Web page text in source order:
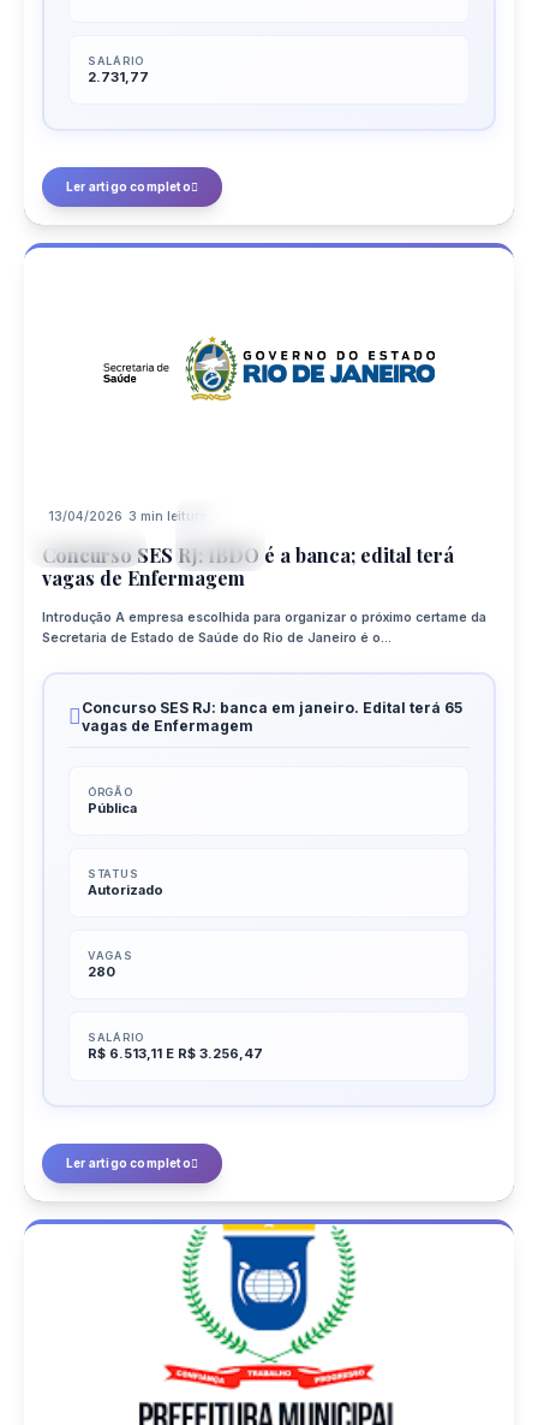
SALÁRIO
2.731,77
Ler artigo completo
13/04/2026 3 min leitura
Concurso SES RJ: IBDO é a banca; edital terá
vagas de Enfermagem
Introdução A empresa escolhida para organizar o próximo certame da
Secretaria de Estado de Saúde do Rio de Janeiro é o...
Concurso SES RJ: banca em janeiro. Edital terá 65
vagas de Enfermagem
ÓRGÃO
Pública
STATUS
Autorizado
VAGAS
280
SALÁRIO
R$ 6.513,11 E R$ 3.256,47
Ler artigo completo